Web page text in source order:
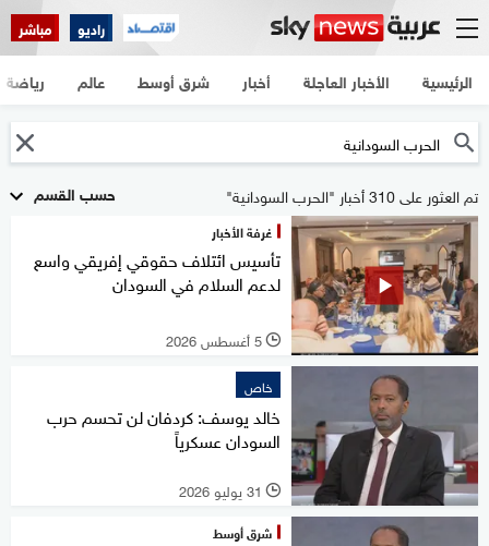
راديو مباشر
الرئيسية الأخبار العاجلة أخبار شرق أوسط عالم رياضة
حسب القسم تم العثور على 310 أخبار "الحرب السودانية"
غرفة الأخبار
تأسيس ائتلاف حقوقي إفريقي واسع
لدعم السلام في السودان
l 5 أغسطس 2026
خاص
خالد يوسف: كردفان لن تحسم حرب
السودان عسكرياً
l 31 يوليو 2026
شرق أوسط